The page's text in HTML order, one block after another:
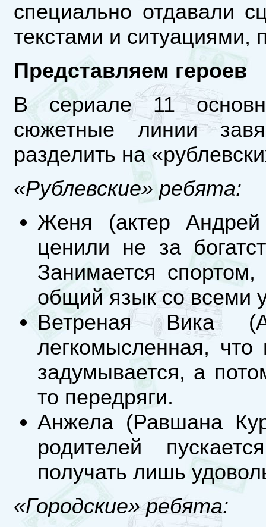
специально отдавали
текстами и
Представляем героев
В сериале 11
сюжетные линии
разделить на
«Рублевские» ребята:
Женя (актер
ценили не за
Занимается
общий язык со всеми
Ветреная Вика
легкомысленная,
задумывается, а
то передряги.
Анжела (Равшана
родителей
получать лишь
«Городские» ребята: